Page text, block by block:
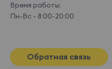
Время работы:
Пн-Вс - 8:00-20:00
Обратная связь